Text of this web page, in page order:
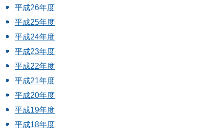
平成26年度
平成25年度
平成24年度
平成23年度
平成22年度
平成21年度
平成20年度
平成19年度
平成18年度